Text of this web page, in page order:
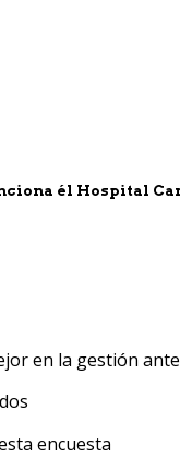
él Hospital
en la gestión
encuesta